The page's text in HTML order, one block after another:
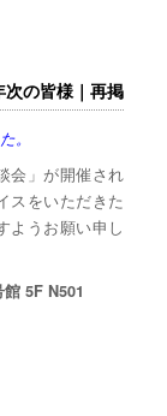
次の皆様｜再掲
。
会」が開催され
スをいただきた
ようお願い申し
5F N501